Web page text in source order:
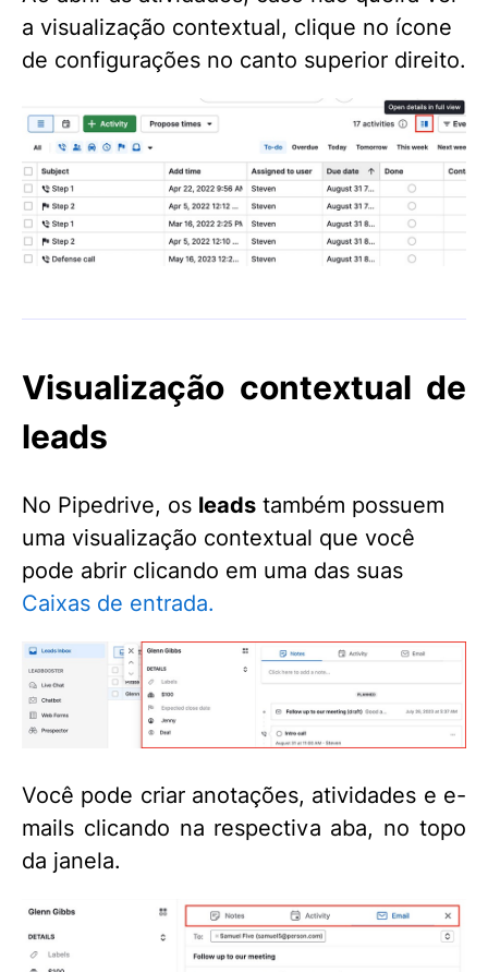
a visualização contextual, clique no ícone
de configurações no canto superior direito.
Visualização contextual de
leads
No Pipedrive, os leads também possuem
uma visualização contextual que você
pode abrir clicando em uma das suas
Caixas de entrada.
Você pode criar anotações, atividades e e-
mails clicando na respectiva aba, no topo
da janela.